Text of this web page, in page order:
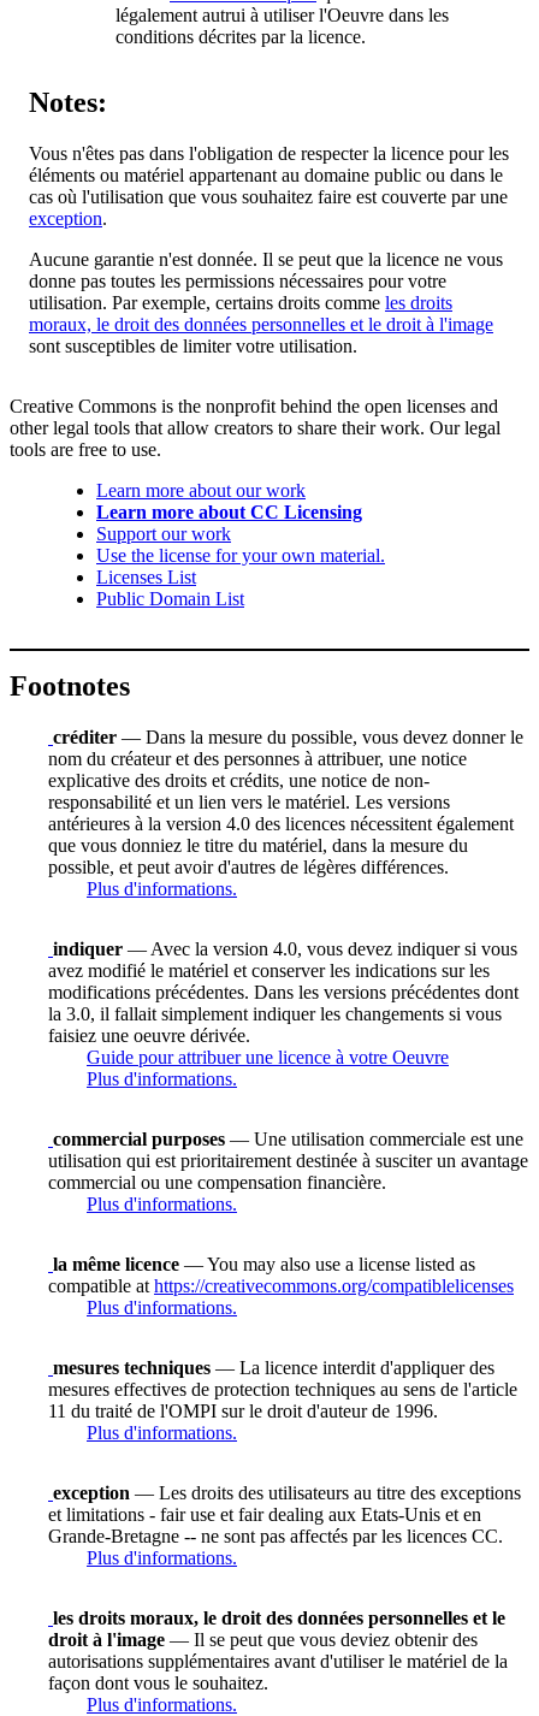
légalement autrui à utiliser l'Oeuvre dans les
conditions décrites par la licence.
Notes:
Vous n'êtes pas dans l'obligation de respecter la licence pour les
éléments ou matériel appartenant au domaine public ou dans le
cas où l'utilisation que vous souhaitez faire est couverte par une
exception.
Aucune garantie n'est donnée. Il se peut que la licence ne vous
donne pas toutes les permissions nécessaires pour votre
utilisation. Par exemple, certains droits comme les droits
moraux, le droit des données personnelles et le droit à l'image
sont susceptibles de limiter votre utilisation.
Creative Commons is the nonprofit behind the open licenses and
other legal tools that allow creators to share their work. Our legal
tools are free to use.
Learn more about our work
Learn more about CC Licensing
Support our work
Use the license for your own material.
Licenses List
Public Domain List
Footnotes
créditer — Dans la mesure du possible, vous devez donner le
nom du créateur et des personnes à attribuer, une notice
explicative des droits et crédits, une notice de non-
responsabilité et un lien vers le matériel. Les versions
antérieures à la version 4.0 des licences nécessitent également
que vous donniez le titre du matériel, dans la mesure du
possible, et peut avoir d'autres de légères différences.
Plus d'informations.
indiquer — Avec la version 4.0, vous devez indiquer si vous
avez modifié le matériel et conserver les indications sur les
modifications précédentes. Dans les versions précédentes dont
la 3.0, il fallait simplement indiquer les changements si vous
faisiez une oeuvre dérivée.
Guide pour attribuer une licence à votre Oeuvre
Plus d'informations.
commercial purposes — Une utilisation commerciale est une
utilisation qui est prioritairement destinée à susciter un avantage
commercial ou une compensation financière.
Plus d'informations.
la même licence — You may also use a license listed as
compatible at https://creativecommons.org/compatiblelicenses
Plus d'informations.
mesures techniques — La licence interdit d'appliquer des
mesures effectives de protection techniques au sens de l'article
11 du traité de l'OMPI sur le droit d'auteur de 1996.
Plus d'informations.
exception — Les droits des utilisateurs au titre des exceptions
et limitations - fair use et fair dealing aux Etats-Unis et en
Grande-Bretagne -- ne sont pas affectés par les licences CC.
Plus d'informations.
les droits moraux, le droit des données personnelles et le
droit à l'image — Il se peut que vous deviez obtenir des
autorisations supplémentaires avant d'utiliser le matériel de la
façon dont vous le souhaitez.
Plus d'informations.